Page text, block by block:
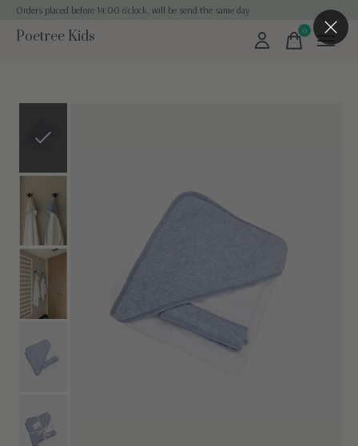
Orders placed before 14:00 o'clock, will be send the same day
Poetree Kids 0items